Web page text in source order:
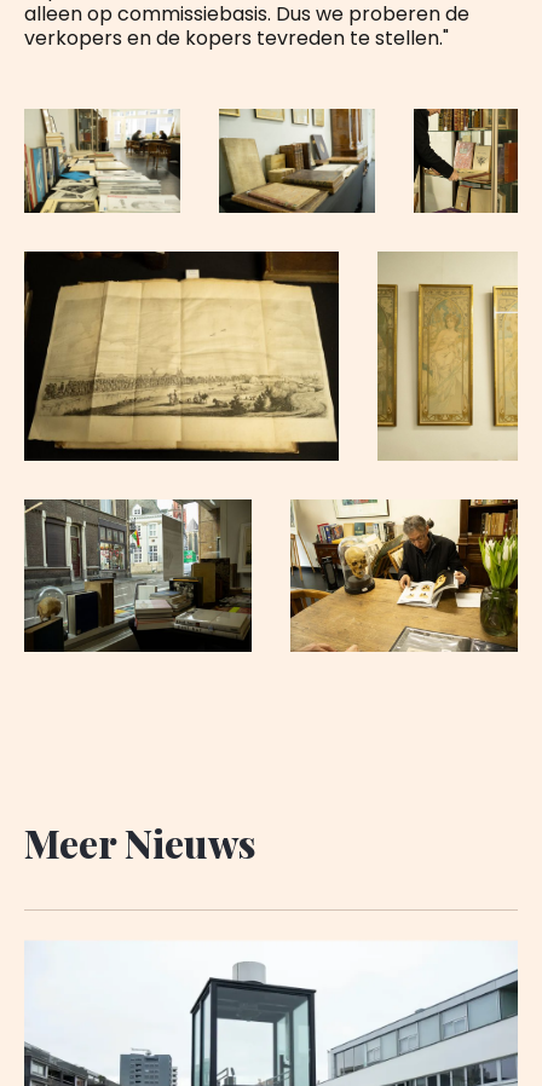
alleen op commissiebasis. Dus we proberen de
verkopers en de kopers tevreden te stellen."
Meer Nieuws